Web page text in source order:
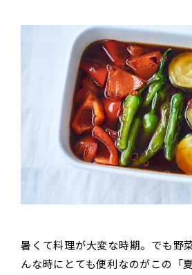
暑くて料理が大変な時期。でも
んな時にとても便利なのがこの「